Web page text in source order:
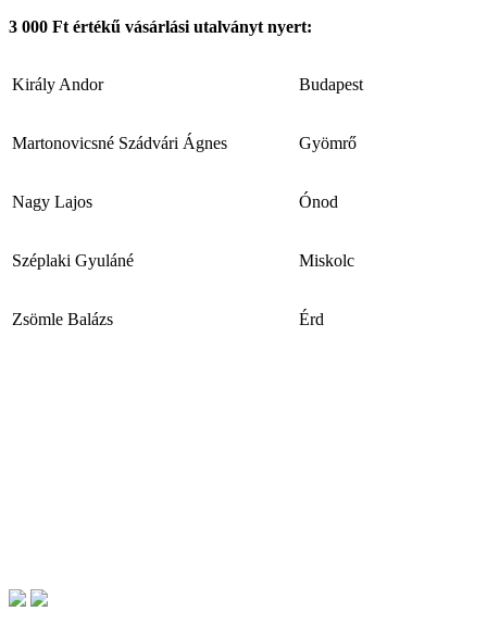
3 000 Ft értékű vásárlási utalványt nyert:
Király Andor Budapest
Martonovicsné Szádvári Ágnes Gyömrő
Nagy Lajos Ónod
Széplaki Gyuláné Miskolc
Zsömle Balázs Érd